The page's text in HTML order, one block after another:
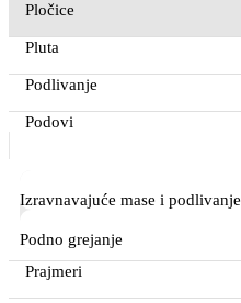
Pločice
Pluta
Podlivanje
Podovi
Izravnavajuće mase i podlivanje
Podno grejanje
Prajmeri